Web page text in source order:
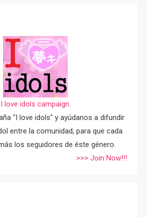
I love idols campaign.
"I love idols" y ayúdanos a difundir
entre la comunidad, para que cada
los seguidores de éste género.
>>> Join Now!!!